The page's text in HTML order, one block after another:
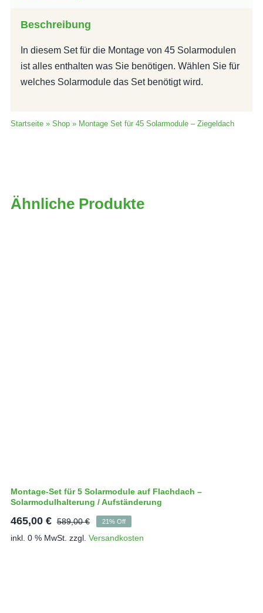
Beschreibung
In diesem Set für die Montage von 45 Solarmodulen
ist alles enthalten was Sie benötigen. Wählen Sie für
welches Solarmodule das Set benötigt wird.
Startseite» Shop» Montage Set für 45 Solarmodule – Ziegeldach
Ähnliche Produkte
Montage-Set für 5 Solarmodule auf Flachdach –
Solarmodulhalterung / Aufständerung
589,00€
Ursprünglicher
Preis
465,00 €
Aktueller
Preis
21% Off
inkl. 0 % MwSt. zzgl. Versandkosten